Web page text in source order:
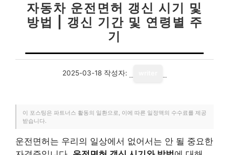
자동차 운전면허 갱신 시기 및
방법 | 갱신 기간 및 연령별 주
기
2025-03-18 작성자:
이 포스팅은 파트너스 활동의 일환으로, 이에 따른 일정액의 수수료를 제공
받습니다.
운전면허는 우리의 일상에서 없어서는 안 될 중요한